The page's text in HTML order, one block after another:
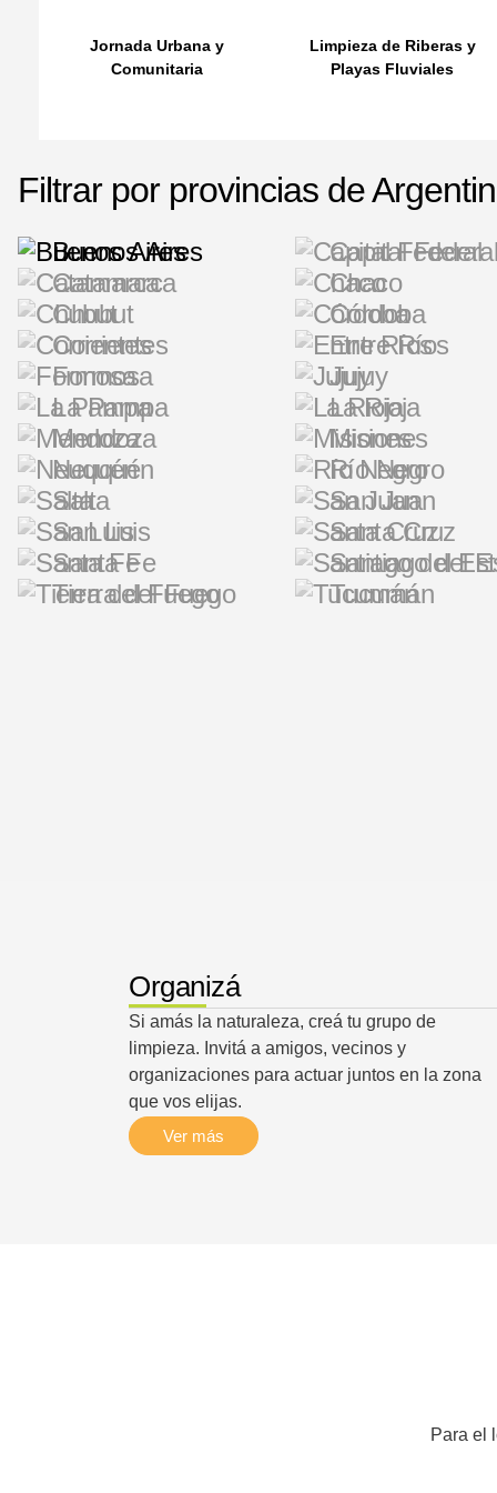
Jornada Urbana y
Comunitaria
Limpieza de Riberas y
Playas Fluviales
Filtrar por provincias de
Buenos Aires
Capital
Catamarca
Chaco
Chubut
Córdoba
Corrientes
Entre Ríos
Formosa
Jujuy
La Pampa
La Rioja
Mendoza
Misiones
Neuquén
Río Negro
Salta
San Juan
San Luis
Santa Cruz
Santa Fe
Santiago del
Tierra del Fuego
Tucumán
Organizá
Si amás la naturaleza, creá tu grupo de
limpieza. Invitá a amigos, vecinos y
organizaciones para actuar juntos en la zona
que vos elijas.
Ver más
Para el